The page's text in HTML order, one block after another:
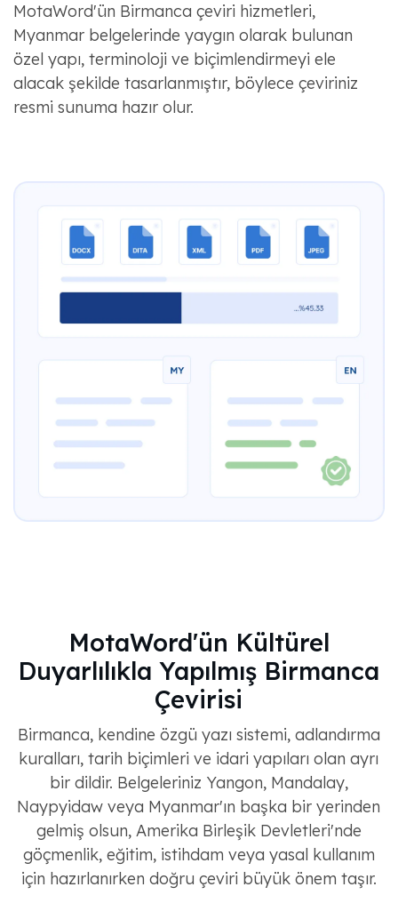
MotaWord'ün Birmanca çeviri hizmetleri,
Myanmar belgelerinde yaygın olarak bulunan
özel yapı, terminoloji ve biçimlendirmeyi ele
alacak şekilde tasarlanmıştır, böylece çeviriniz
resmi sunuma hazır olur.
MotaWord'ün Kültürel
Duyarlılıkla Yapılmış Birmanca
Çevirisi
Birmanca, kendine özgü yazı sistemi, adlandırma
kuralları, tarih biçimleri ve idari yapıları olan ayrı
bir dildir. Belgeleriniz Yangon, Mandalay,
Naypyidaw veya Myanmar'ın başka bir yerinden
gelmiş olsun, Amerika Birleşik Devletleri'nde
göçmenlik, eğitim, istihdam veya yasal kullanım
için hazırlanırken doğru çeviri büyük önem taşır.